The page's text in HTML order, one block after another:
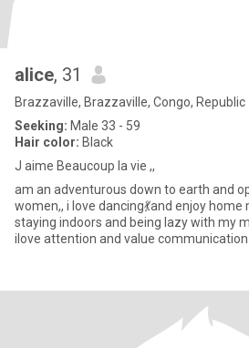
alice, 31
Brazzaville, Brazzaville, Congo, Republic
Seeking: Male 33 - 59
Hair color: Black
J aime Beaucoup la vie ,,
am an adventurous down to earth and
women,, i love dancing💃and enjoy
staying indoors and being lazy with my
ilove attention and value